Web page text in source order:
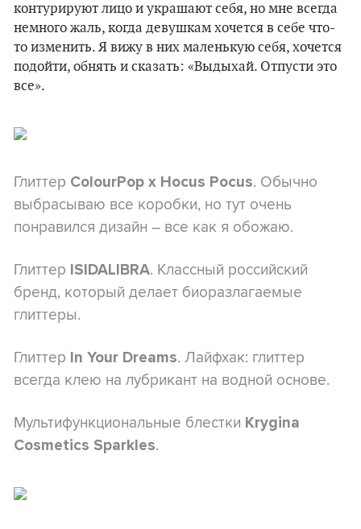
контурируют лицо и украшают себя, но мне всегда
немного жаль, когда девушкам хочется в себе что-
то изменить. Я вижу в них маленькую себя, хочется
подойти, обнять и сказать: «Выдыхай. Отпусти это
все».
Глиттер ColourPop x Hocus Pocus. Обычно
выбрасываю все коробки, но тут очень
понравился дизайн – все как я обожаю.
Глиттер ISIDALIBRA. Классный российский
бренд, который делает биоразлагаемые
глиттеры.
Глиттер In Your Dreams. Лайфхак: глиттер
всегда клею на лубрикант на водной основе.
Мультифункциональные блестки Krygina
Cosmetics Sparkles.